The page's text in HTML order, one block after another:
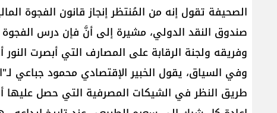
الصحيفة تقول إنه من المُنتظر إنجاز قانون الفجوة
صندوق النقد الدولي، مشيرة إلى أنَّ فإن درس الفجوة
وفريقه ولجنة الرقابة على المصارف التي أبصرت النور أخيراً،
وفي السياق، يقول الخبير الإقتصادي محمود جباعي
طريق النظر في الشيكات المصرفية التي حصل عليها